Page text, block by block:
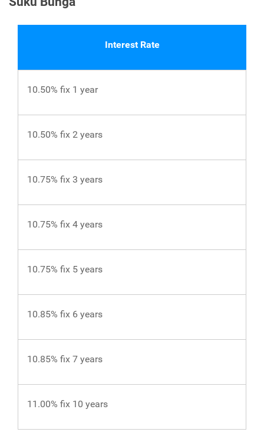
Interest Rate
10.50% fix 1 year
10.50% fix 2 years
10.75% fix 3 years
10.75% fix 4 years
10.75% fix 5 years
10.85% fix 6 years
10.85% fix 7 years
11.00% fix 10 years